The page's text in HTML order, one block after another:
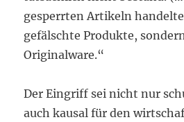
gesperrten Artikeln
gefälschte Produkte,
Originalware.“
Der Eingriff sei nicht nur
auch kausal für den